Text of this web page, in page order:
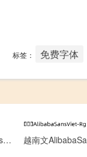
标签： 免费字体
越南文AlibabaSansViet-Rg.otf[0.13MB]